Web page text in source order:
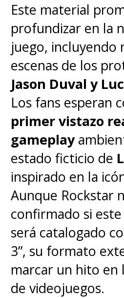
Este material
profundizar en la
juego, incluyendo
escenas de los
Jason Duval y
Los fans esperan
primer vistazo
gameplay
estado ficticio de
inspirado en la
Aunque Rockstar
confirmado si
será catalogado
3”, su formato
marcar un hito en
de videojuegos.